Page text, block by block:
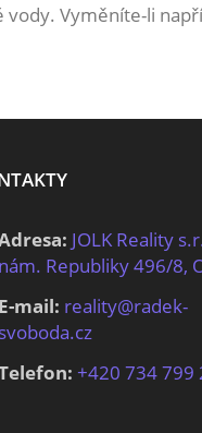
Vyměníte-li
JOLK Reality
nám. Republiky 496/8,
E-mail: reality@radek-
svoboda.cz
+420 734 799